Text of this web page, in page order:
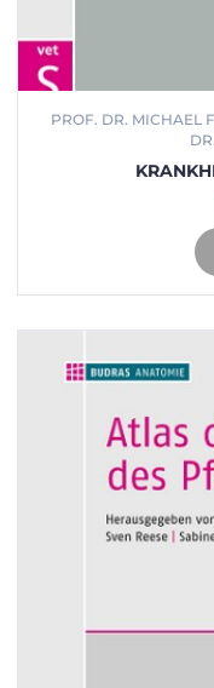
PROF. DR. MICHAEL
IN